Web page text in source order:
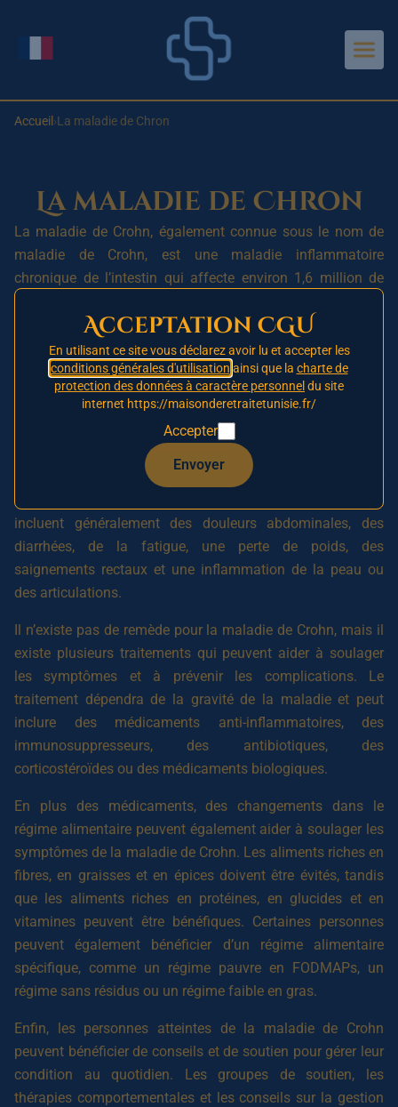
Changer de langue
Accueil ›La maladie de Chron
La maladie de Chron
La maladie de Crohn, également connue sous le nom de
maladie de Crohn, est une maladie inflammatoire
chronique de l’intestin qui affecte environ 1,6 million de
quelle partie du tube digestif, depuis la bouche jusqu’à
l’anus, mais elle est le plus souvent localisée dans l’intestin
grêle et/ou le côlon.
La cause exacte de la maladie de Crohn est inconnue, mais
il est probable qu’elle soit due à une combinaison de
facteurs génétiques, environnementaux et
immunologiques. Les symptômes peuvent varier
considérablement d’une personne à l’autre, mais ils
incluent généralement des douleurs abdominales, des
diarrhées, de la fatigue, une perte de poids, des
saignements rectaux et une inflammation de la peau ou
des articulations.
Il n’existe pas de remède pour la maladie de Crohn, mais il
existe plusieurs traitements qui peuvent aider à soulager
les symptômes et à prévenir les complications. Le
traitement dépendra de la gravité de la maladie et peut
inclure des médicaments anti-inflammatoires, des
immunosuppresseurs, des antibiotiques, des
corticostéroïdes ou des médicaments biologiques.
En plus des médicaments, des changements dans le
régime alimentaire peuvent également aider à soulager les
symptômes de la maladie de Crohn. Les aliments riches en
fibres, en graisses et en épices doivent être évités, tandis
que les aliments riches en protéines, en glucides et en
vitamines peuvent être bénéfiques. Certaines personnes
peuvent également bénéficier d’un régime alimentaire
spécifique, comme un régime pauvre en FODMAPs, un
régime sans résidus ou un régime faible en gras.
Enfin, les personnes atteintes de la maladie de Crohn
peuvent bénéficier de conseils et de soutien pour gérer leur
condition au quotidien. Les groupes de soutien, les
thérapies comportementales et les conseils sur la gestion
Acceptation CGU
En utilisant ce site vous déclarez avoir lu et accepter les
conditions générales d'utilisationainsi que la charte de
protection des données à caractère personneldu site
internet https://maisonderetraitetunisie.fr/
Accepter
Envoyer